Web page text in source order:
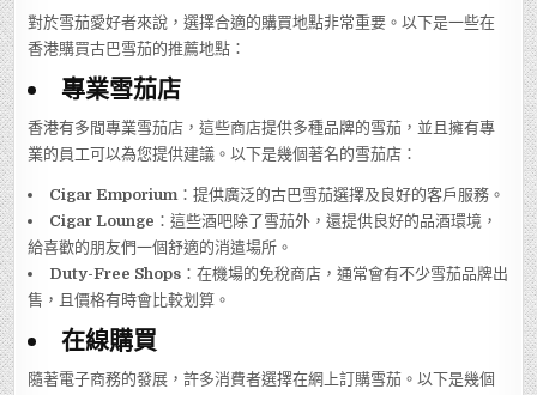
對於雪茄愛好者來說，選擇合適的購買地點非常重要。以下是一些在
香港購買古巴雪茄的推薦地點：
專業雪茄店
香港有多間專業雪茄店，這些商店提供多種品牌的雪茄，並且擁有專
業的員工可以為您提供建議。以下是幾個著名的雪茄店：
Cigar Emporium：提供廣泛的古巴雪茄選擇及良好的客戶服務。
Cigar Lounge ：這些酒吧除了雪茄外，還提供良好的品酒環境，
給喜歡的朋友們一個舒適的消遣場所。
Duty-Free Shops ：在機場的免稅商店，通常會有不少雪茄品牌出
售，且價格有時會比較划算。
在線購買
隨著電子商務的發展，許多消費者選擇在網上訂購雪茄。以下是幾個